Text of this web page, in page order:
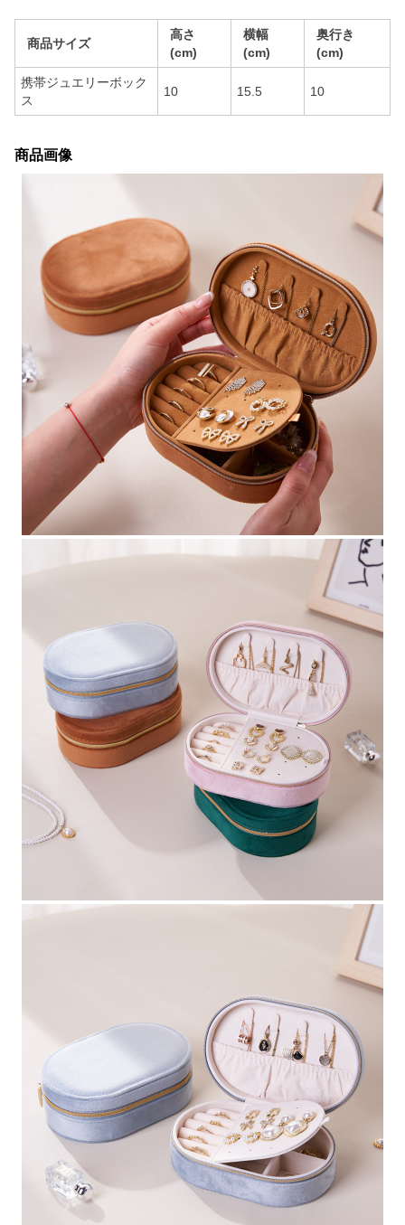
商品サイズ
高さ
(cm)
横幅
(cm)
奥行き
(cm)
携帯ジュエリーボック
ス
10 15.5 10
商品画像